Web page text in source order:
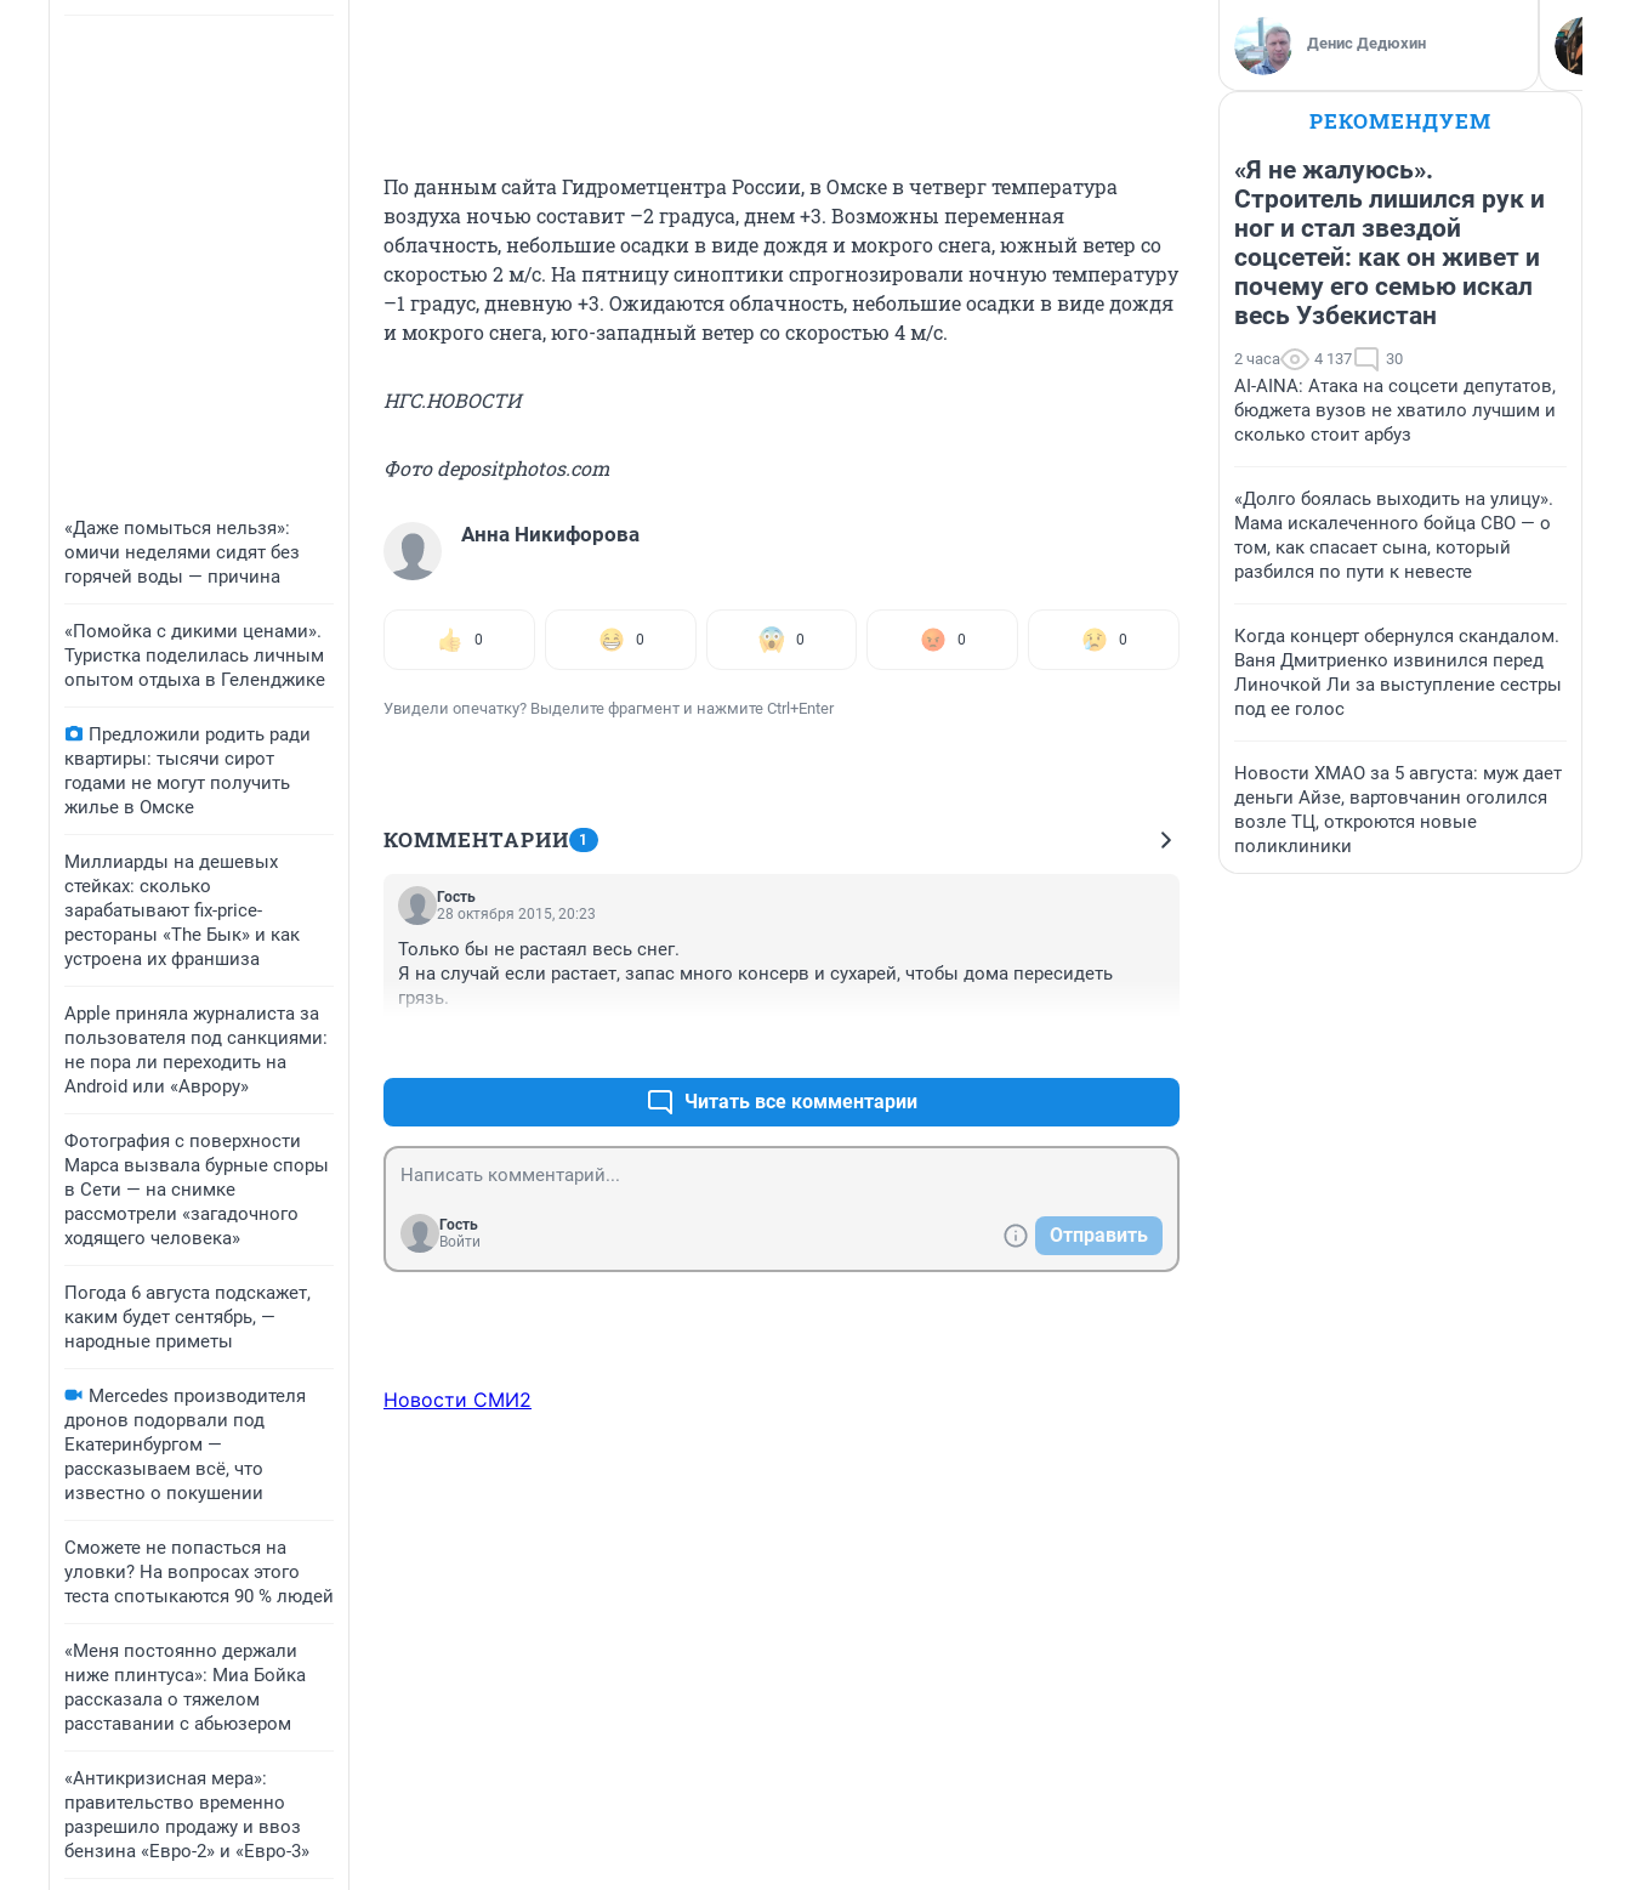
«Даже помыться нельзя»:
омичи неделями сидят без
горячей воды — причина
«Помойка с дикими ценами».
Туристка поделилась личным
опытом отдыха в Геленджике
Предложили родить ради
квартиры: тысячи сирот
годами не могут получить
жилье в Омске
Миллиарды на дешевых
стейках: сколько
зарабатывают fix-price-
рестораны «The Бык» и как
устроена их франшиза
Apple приняла журналиста за
пользователя под санкциями:
не пора ли переходить на
Android или «Аврору»
Фотография с поверхности
Марса вызвала бурные споры
в Сети — на снимке
рассмотрели «загадочного
ходящего человека»
Погода 6 августа подскажет,
каким будет сентябрь, —
народные приметы
Mercedes производителя
дронов подорвали под
Екатеринбургом —
рассказываем всё, что
известно о покушении
Сможете не попасться на
уловки? На вопросах этого
теста спотыкаются 90 % людей
«Меня постоянно держали
ниже плинтуса»: Миа Бойка
рассказала о тяжелом
расставании с абьюзером
«Антикризисная мера»:
правительство временно
разрешило продажу и ввоз
бензина «Евро-2» и «Евро-3»
По данным сайта Гидрометцентра России, в Омске в четверг температура
воздуха ночью составит –2 градуса, днем +3. Возможны переменная
облачность, небольшие осадки в виде дождя и мокрого снега, южный ветер со
скоростью 2 м/с. На пятницу синоптики спрогнозировали ночную температуру
–1 градус, дневную +3. Ожидаются облачность, небольшие осадки в виде дождя
и мокрого снега, юго-западный ветер со скоростью 4 м/с.
НГС.НОВОСТИ
Фото depositphotos.com
Анна Никифорова
0 0 0 0 0
Увидели опечатку? Выделите фрагмент и нажмите Ctrl+Enter
КОММЕНТАРИИ 1
Гость
28 октября 2015, 20:23
Только бы не растаял весь снег.
Я на случай если растает, запас много консерв и сухарей, чтобы дома пересидеть
грязь.
Читать все комментарии
Гость
Войти
Отправить
Новости СМИ2
Денис Дедюхин
РЕКОМЕНДУЕМ
«Я не жалуюсь».
Строитель лишился рук и
ног и стал звездой
соцсетей: как он живет и
почему его семью искал
весь Узбекистан
2 часа 4 137 30
AI-AINA: Атака на соцсети депутатов,
бюджета вузов не хватило лучшим и
сколько стоит арбуз
«Долго боялась выходить на улицу».
Мама искалеченного бойца СВО — о
том, как спасает сына, который
разбился по пути к невесте
Когда концерт обернулся скандалом.
Ваня Дмитриенко извинился перед
Линочкой Ли за выступление сестры
под ее голос
Новости ХМАО за 5 августа: муж дает
деньги Айзе, вартовчанин оголился
возле ТЦ, откроются новые
поликлиники